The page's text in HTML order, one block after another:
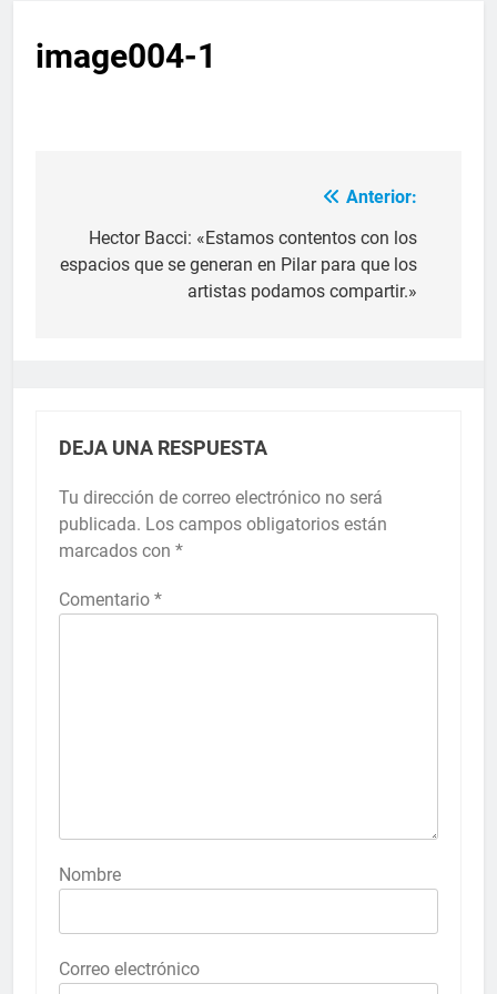
image004-1
Anterior:
Hector Bacci: «Estamos contentos con los
espacios que se generan en Pilar para que los
artistas podamos compartir.»
DEJA UNA RESPUESTA
Tu dirección de correo electrónico no será
publicada. Los campos obligatorios están
marcados con *
Comentario *
Nombre
Correo electrónico